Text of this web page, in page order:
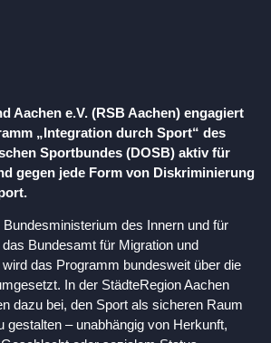
Aachen e.V. (RSB Aachen) engagiert
„Integration durch Sport“ des
Sportbundes (DOSB) aktiv für
gegen jede Form von Diskriminierung
des Innern und für
Bundesamt für Migration und
das Programm bundesweit über die
In der StädteRegion Aachen
dazu bei, den Sport als sicheren Raum
gestalten – unabhängig von Herkunft,